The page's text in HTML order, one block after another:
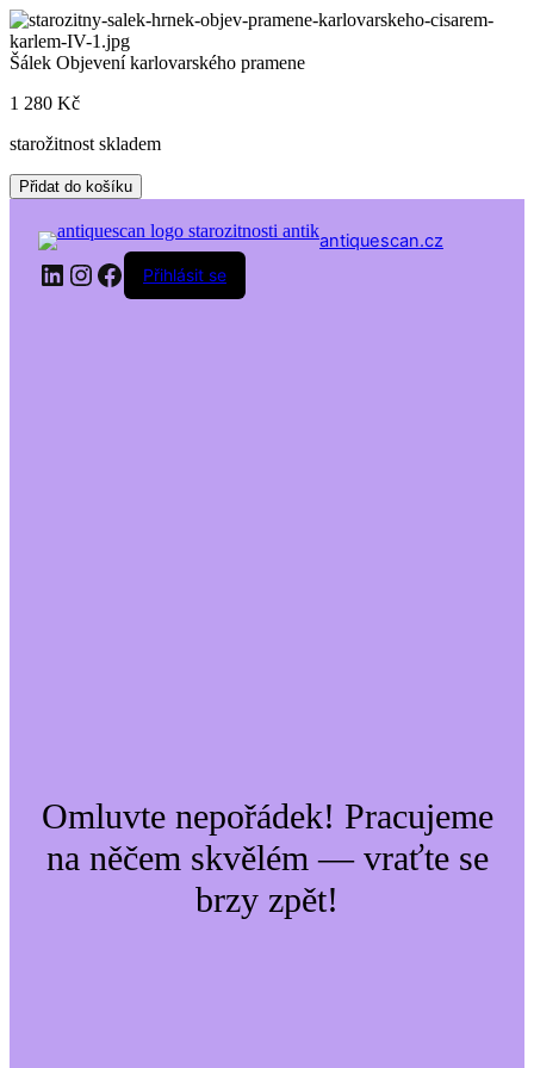
Skip
to
content
Šálek Objevení karlovarského pramene
1 280 Kč
starožitnost skladem
Šálek
Objevení
karlovarského
pramene
množství
Přidat do košíku
antiquescan.cz
LinkedIn
Instagram
Facebook
Přihlásit se
Omluvte nepořádek! Pracujeme
na něčem skvělém — vraťte se
brzy zpět!